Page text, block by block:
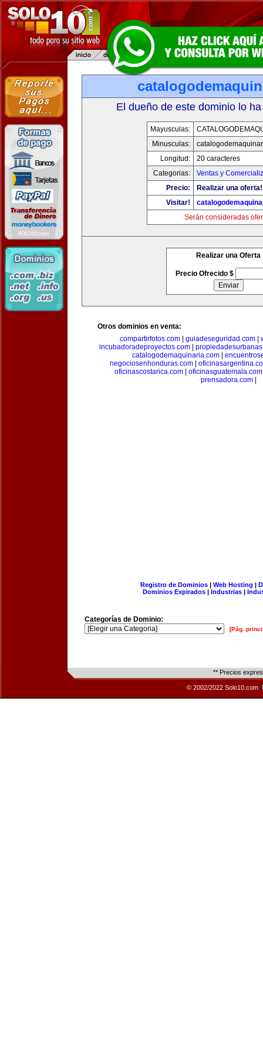
El dueño de este dominio lo
Mayusculas:
Minusculas:
Longitud:
20 caracteres
Categorias:
Ventas y
Precio:
Realizar una oferta!
Visitar!
Serán consideradas
Realizar una Oferta
Precio Ofrecido $
Otros dominios en venta:
compartirfotos.com| guiadeseguridad.com|
incubadoradeproyectos.com
catalogodemaquinaria.com|
negociosenhonduras.com
oficinascostarica.com
oficinasguatemala.com
prensadora.com|
Registro de Dominios| Web Hosting |
Dominios Expirados | Industrias |
Categorías de Dominio:
[Pág.
** Precios
© 2002/2022 Solo10.com